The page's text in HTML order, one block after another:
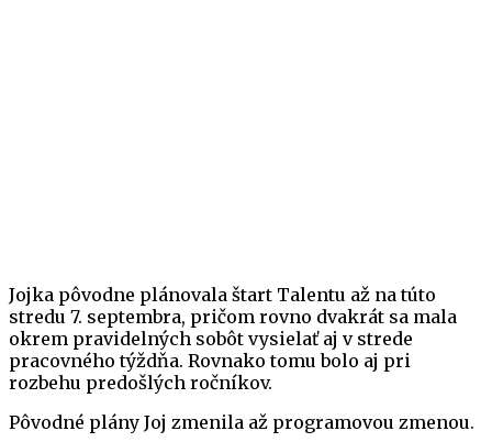
Jojka pôvodne plánovala štart Talentu až na túto
stredu 7. septembra, pričom rovno dvakrát sa mala
okrem pravidelných sobôt vysielať aj v strede
pracovného týždňa. Rovnako tomu bolo aj pri
rozbehu predošlých ročníkov.
Pôvodné plány Joj zmenila až programovou zmenou.